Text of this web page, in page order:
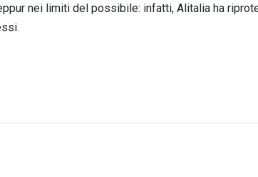
nei limiti del possibile: infatti, Alitalia ha